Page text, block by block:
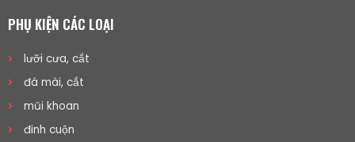
PHỤ KIỆN CÁC LOẠI
lưỡi cưa, cắt
đá mài, cắt
mũi khoan
đinh cuộn